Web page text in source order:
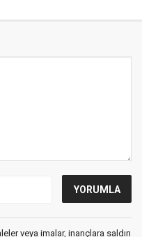
veya imalar, inançlara saldırı